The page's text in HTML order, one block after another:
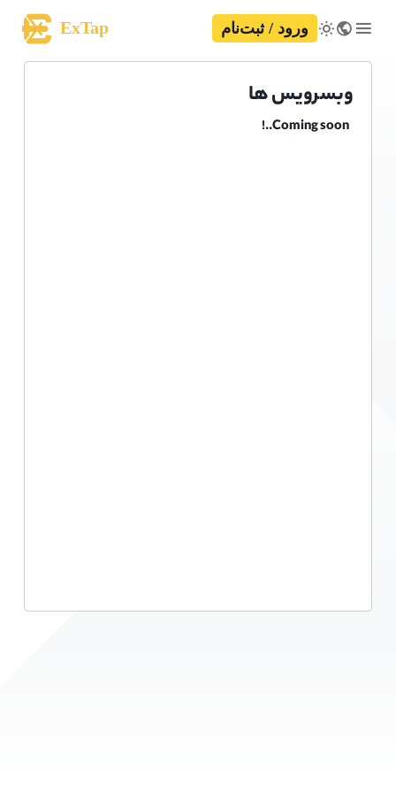
ExTap ورود / ثبت‌نام
وبسرویس ها
Coming soon..!